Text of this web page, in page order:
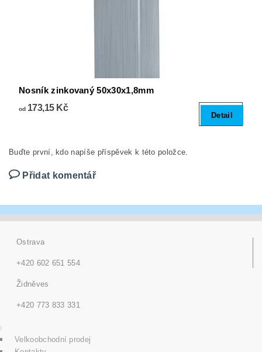
Nosník zinkovaný 50x30x1,8mm
od173,15 Kč
Detail
Buďte první, kdo napíše příspěvek k této položce.
Přidat komentář
Ostrava
+420 602 651 554
Židněves
+420 773 833 331
Velkoobchodní prodej